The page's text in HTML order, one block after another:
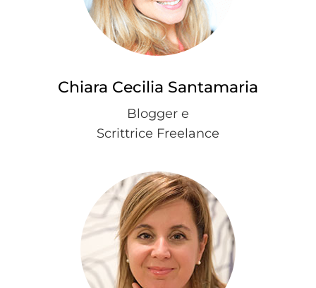
Chiara Cecilia Santamaria
Blogger e
Scrittrice Freelance